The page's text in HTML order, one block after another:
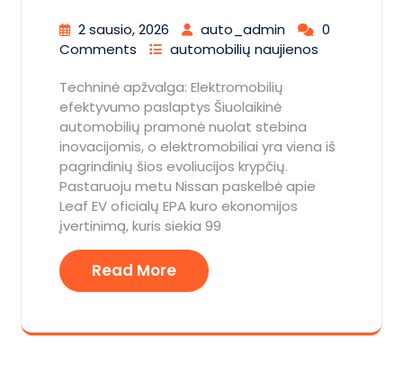
2 sausio, 2026 auto_admin
0
Comments
automobilių naujienos
Techninė apžvalga: Elektromobilių
efektyvumo paslaptys Šiuolaikinė
automobilių pramonė nuolat stebina
inovacijomis, o elektromobiliai yra viena iš
pagrindinių šios evoliucijos krypčių.
Pastaruoju metu Nissan paskelbė apie
Leaf EV oficialų EPA kuro ekonomijos
įvertinimą, kuris siekia 99
Read More